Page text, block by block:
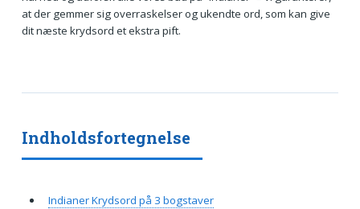
at der gemmer sig overraskelser og ukendte ord, som kan give
dit næste krydsord et ekstra pift.
Indholdsfortegnelse
Indianer Krydsord på 3 bogstaver